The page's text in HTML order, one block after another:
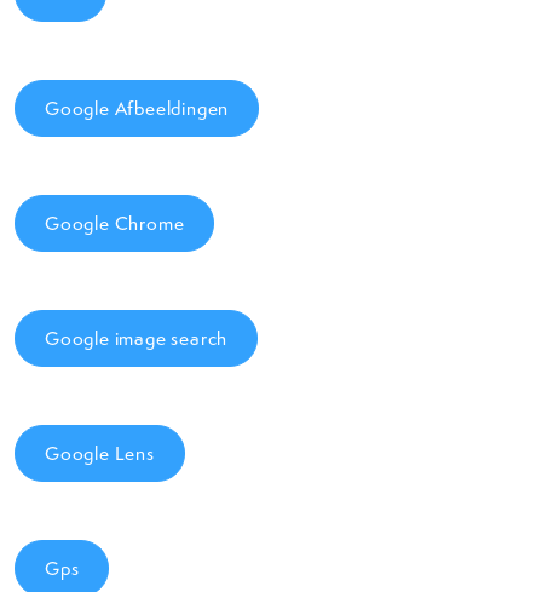
Google Afbeeldingen
Google Chrome
Google image search
Google Lens
Gps